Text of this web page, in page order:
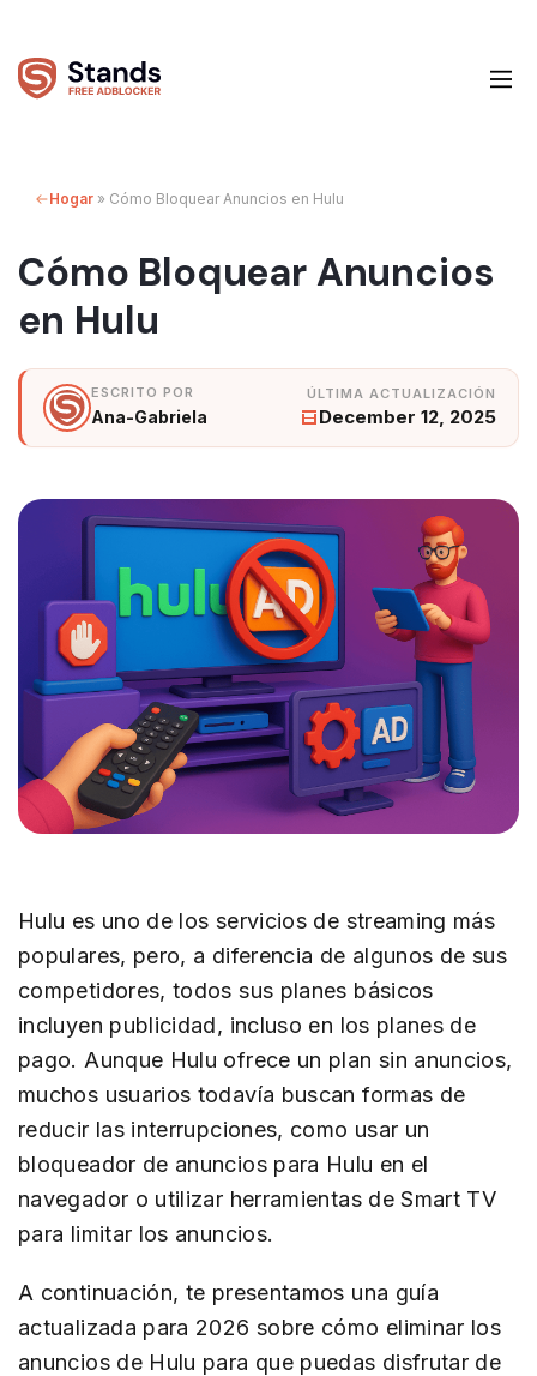
Hogar » Cómo Bloquear Anuncios en Hulu
Cómo Bloquear Anuncios
en Hulu
Hulu es uno de los servicios de streaming más
populares, pero, a diferencia de algunos de sus
competidores, todos sus planes básicos
incluyen publicidad, incluso en los planes de
pago. Aunque Hulu ofrece un plan sin anuncios,
muchos usuarios todavía buscan formas de
reducir las interrupciones, como usar un
bloqueador de anuncios para Hulu en el
navegador o utilizar herramientas de Smart TV
para limitar los anuncios.
A continuación, te presentamos una guía
actualizada para 2026 sobre cómo eliminar los
anuncios de Hulu para que puedas disfrutar de
Ana-Gabriela December 12, 2025